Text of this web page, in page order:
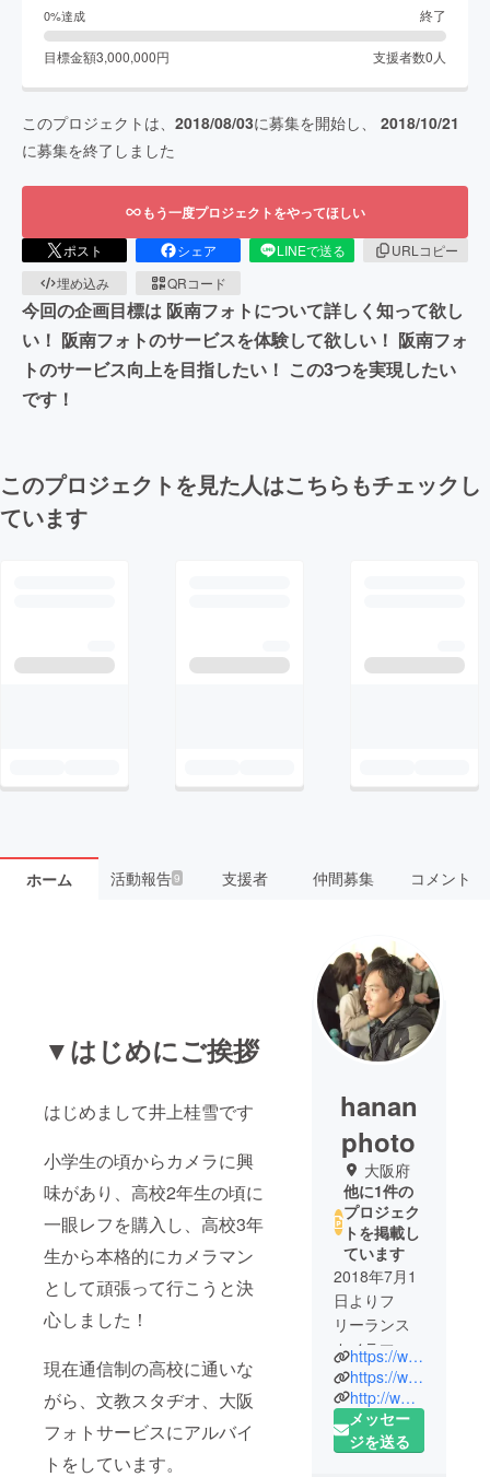
0%達成 終了
目標金額3,000,000円 支援者数0 人
このプロジェクトは、 2018/08/03に募集を開始し、 2018/10/21
に募集を終了しました
もう一度プロジェクトをやってほしい
ポスト シェア LINEで送る
URLコピー
埋め込み
QRコード
今回の企画目標は 阪南フォトについて詳しく知って欲し
い！ 阪南フォトのサービスを体験して欲しい！ 阪南フォ
トのサービス向上を目指したい！ この3つを実現したい
です！
このプロジェクトを見た人はこちらもチェックし
ています
ホーム 活動報告9 支援者 仲間募集 コメント
▼はじめにご挨拶
はじめまして井上桂雪です
小学生の頃からカメラに興
味があり、高校2年生の頃に
一眼レフを購入し、高校3年
生から本格的にカメラマン
として頑張って行こうと決
心しました！
現在通信制の高校に通いな
がら、文教スタヂオ、大阪
フォトサービスにアルバイ
トをしています。
hanan
photo
大阪府
他に1件の
プロジェク
トを掲載し
ています
2018年7月1
日よりフ
リーランス
カメラマン
となりまし
た井上桂雪
です。
屋号は阪南
https://www.hananphoto.jp
https://www.officialwebshop.hananphoto.jp/
http://www.afn.jp/shop/32250
メッセー
ジを送る